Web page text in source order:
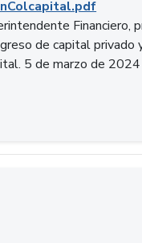
Financiero,
de capital privado
5 de marzo de 2024